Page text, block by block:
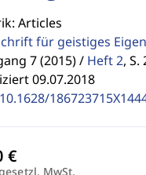
Articles
für geistiges
7 (2015) / Heft 2, S.
09.07.2018
10.1628/
MwSt.